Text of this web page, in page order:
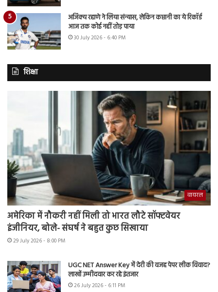
अजिंक्य रहाणे ने लिया संन्यास, लेकिन कप्तानी का ये रिकॉर्ड
आज तक कोई नहीं तोड़ पाया
30 July 2026 - 6:40 PM
शिक्षा
वायरल
अमेरिका में नौकरी नहीं मिली तो भारत लौटे सॉफ्टवेयर
इंजीनियर, बोले- संघर्ष ने बहुत कुछ सिखाया
29 July 2026 - 8:00 PM
UGC NET Answer Key में देरी की वजह पेपर लीक विवाद?
लाखों उम्मीदवार कर रहे इंतजार
26 July 2026 - 6:11 PM